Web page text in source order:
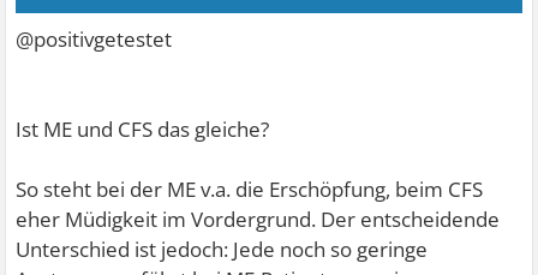
@positivgetestet
Ist ME und CFS das gleiche?
So steht bei der ME v.a. die Erschöpfung, beim CFS
eher Müdigkeit im Vordergrund. Der entscheidende
Unterschied ist jedoch: Jede noch so geringe